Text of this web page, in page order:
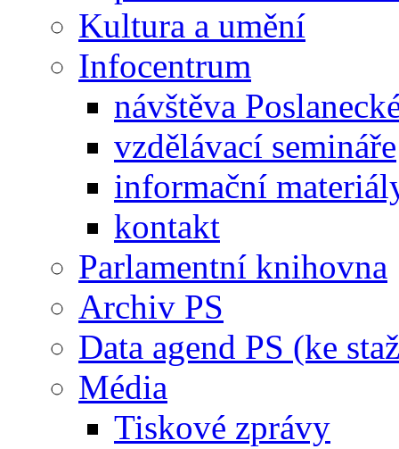
Kultura a umění
Infocentrum
návštěva
vzdělávací semináře
informační
kontakt
Parlamentní knihovna
Archiv PS
Data agend PS (ke
Média
Tiskové zprávy